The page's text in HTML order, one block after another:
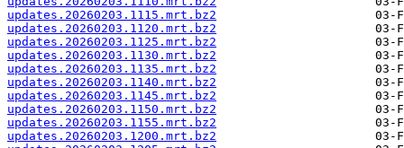
updates.20260203.1115.mrt.bz2
updates.20260203.1120.mrt.bz2
updates.20260203.1125.mrt.bz2
updates.20260203.1130.mrt.bz2
updates.20260203.1135.mrt.bz2
updates.20260203.1140.mrt.bz2
updates.20260203.1145.mrt.bz2
updates.20260203.1150.mrt.bz2
updates.20260203.1155.mrt.bz2
updates.20260203.1200.mrt.bz2